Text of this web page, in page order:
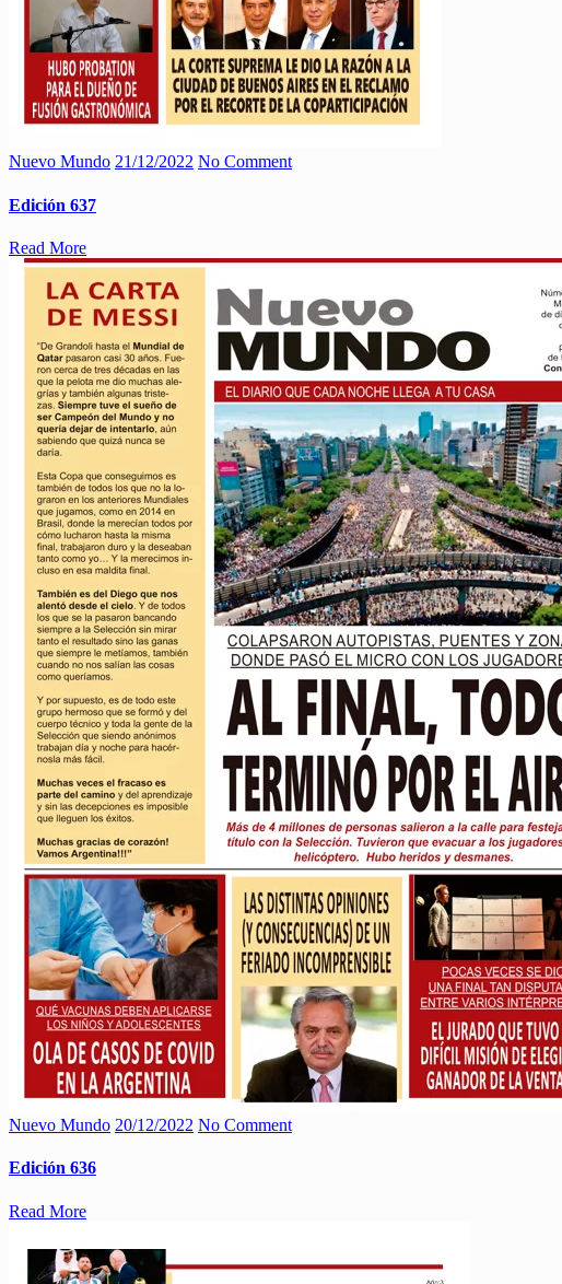
Nuevo Mundo 21/12/2022 No Comment
Edición 637
Read More
Nuevo Mundo 20/12/2022 No Comment
Edición 636
Read More